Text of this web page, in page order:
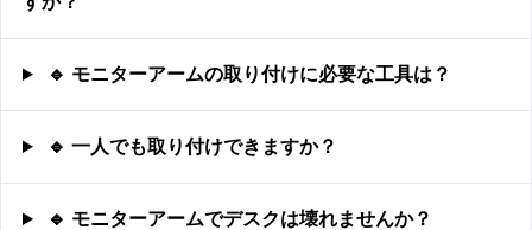
🔹 モニターアームの取り付けに必要な工具は？
🔹 一人でも取り付けできますか？
🔹 モニターアームでデスクは壊れませんか？